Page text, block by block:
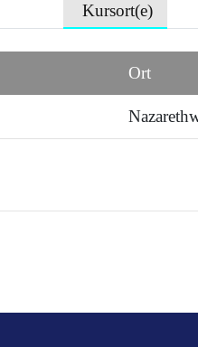
Kursort(e)
Ort